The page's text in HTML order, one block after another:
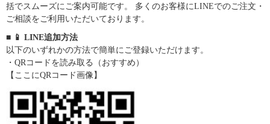
括でスムーズにご案内可能です。 多くのお客様にLINEでのご注文・
ご相談をご利用いただいております。
■ 📱 LINE追加方法
以下のいずれかの方法で簡単にご登録いただけます。
・QRコードを読み取る（おすすめ）
【ここにQRコード画像】